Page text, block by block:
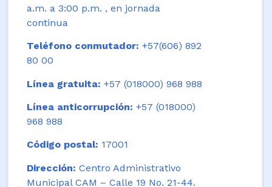
a.m. a 3:00 p.m. , en jornada
continua
Teléfono conmutador: +57(606) 892
80 00
Línea gratuita: +57 (018000) 968 988
Línea anticorrupción: +57 (018000)
968 988
Código postal: 17001
Dirección: Centro Administrativo
Municipal CAM – Calle 19 No. 21-44.